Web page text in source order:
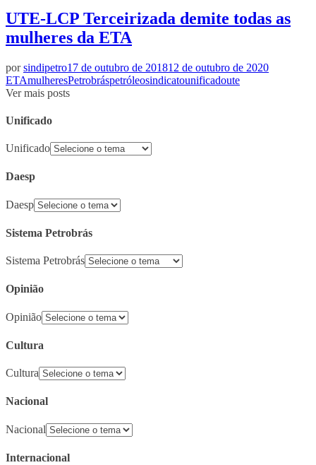
UTE-LCP Terceirizada demite todas as
mulheres da ETA
porsindipetro17 de outubro de 201812 de outubro de 2020
ETAmulheresPetrobráspetróleosindicatounificadoute
Ver mais posts
Unificado
Unificado
Daesp
Daesp
Sistema Petrobrás
Sistema Petrobrás
Opinião
Opinião
Cultura
Cultura
Nacional
Nacional
Internacional